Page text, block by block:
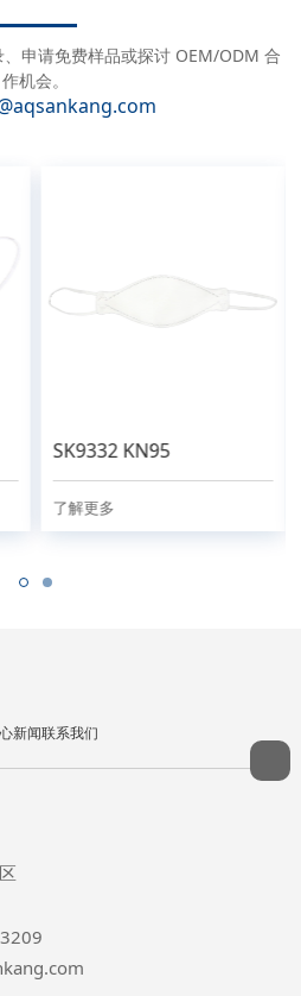
申请免费样品或探讨 OEM/ODM 合
作机会。
SK9332 KN95
了解更多
新闻联系我们